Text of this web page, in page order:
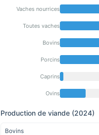
Vaches nourrices
Toutes vaches
Bovins
Porcins
Caprins
Ovins
Production de viande (2024)
Bovins